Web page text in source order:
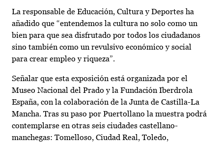
La responsable de Educación, Cultura y Deportes ha
añadido que “entendemos la cultura no solo como un
bien para que sea disfrutado por todos los ciudadanos
sino también como un revulsivo económico y social
para crear empleo y riqueza”.
Señalar que esta exposición está organizada por el
Museo Nacional del Prado y la Fundación Iberdrola
España, con la colaboración de la Junta de Castilla-La
Mancha. Tras su paso por Puertollano la muestra podrá
contemplarse en otras seis ciudades castellano-
manchegas: Tomelloso, Ciudad Real, Toledo,